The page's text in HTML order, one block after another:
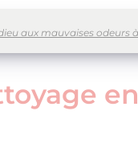
aux mauvaises odeurs